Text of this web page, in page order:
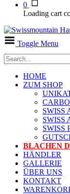
0
Loading cart
Toggle Menu
HOME
ZUM SHOP
SWISS
SWISS
SWISS
BLACHEN
HÄNDLER
GALLERIE
ÜBER UNS
KONTAKT